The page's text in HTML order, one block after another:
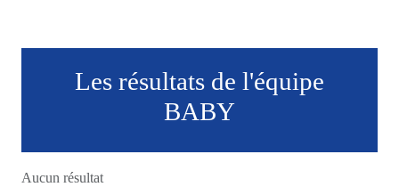
Les résultats de l'équipe
BABY
Aucun résultat